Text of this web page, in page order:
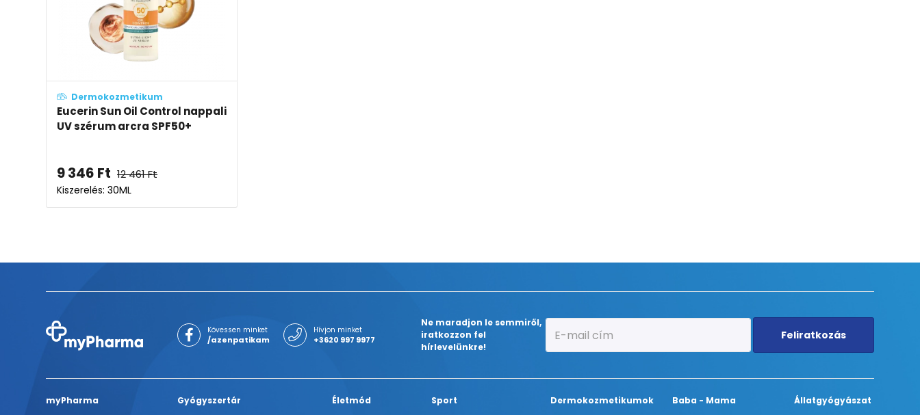
Dermokozmetikum
Eucerin Sun Oil Control nappali
UV szérum arcra SPF50+
9 346 Ft 12 461Ft
Kiszerelés: 30ML
Kövessen minket
/azenpatikam
Hívjon minket
+3620 997 9977
Ne maradjon le semmiről,
iratkozzon fel
hírlevelünkre!
Feliratkozás
myPharma Gyógyszertár Életmód Sport Dermokozmetikumok Baba - Mama Állatgyógyászat